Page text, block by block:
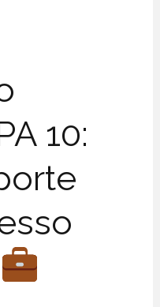
10: